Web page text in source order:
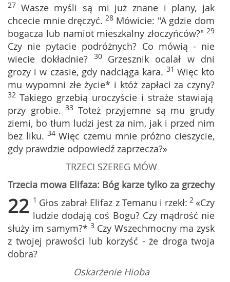
27 Wasze myśli są mi już znane i plany, jak
chcecie mnie dręczyć. 28 Mówicie: "A gdzie dom
bogacza lub namiot mieszkalny złoczyńców?" 29
Czy nie pytacie podróżnych? Co mówią - nie
wiecie dokładnie? 30 Grzesznik ocalał w dni
grozy i w czasie, gdy nadciąga kara. 31 Więc kto
mu wypomni złe życie* i któż zapłaci za czyny?
32 Takiego grzebią uroczyście i straże stawiają
przy grobie. 33Toteż przyjemne są mu grudy
ziemi, bo tłum ludzi jest za nim, jak i przed nim
bez liku. 34 Więc czemu mnie próżno cieszycie,
gdy prawdzie odpowiedź zaprzecza?»
TRZECI SZEREG MÓW
Trzecia mowa Elifaza: Bóg karze tylko za grzechy
22 1 Głos zabrał Elifaz z Temanu i rzekł: 2 «Czy
ludzie dodają coś Bogu? Czy mądrość nie
służy im samym?* 3 Czy Wszechmocny ma zysk
z twojej prawości lub korzyść - że droga twoja
dobra?
Oskarżenie Hioba